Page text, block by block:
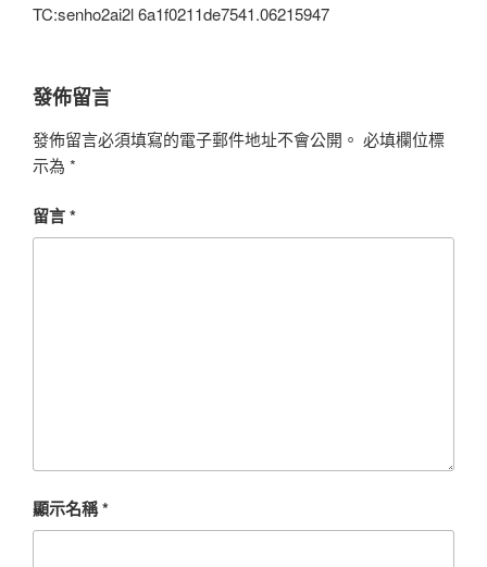
TC:senho2ai2l 6a1f0211de7541.06215947
發佈留言
發佈留言必須填寫的電子郵件地址不會公開。 必填欄位標
示為 *
留言*
顯示名稱*